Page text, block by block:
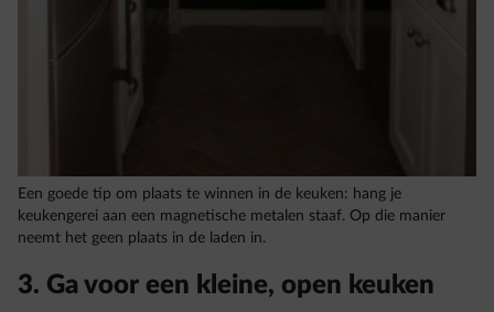
Een goede tip om plaats te winnen in de keuken: hang je
keukengerei aan een magnetische metalen staaf. Op die manier
neemt het geen plaats in de laden in.
3. Ga voor een kleine, open keuken